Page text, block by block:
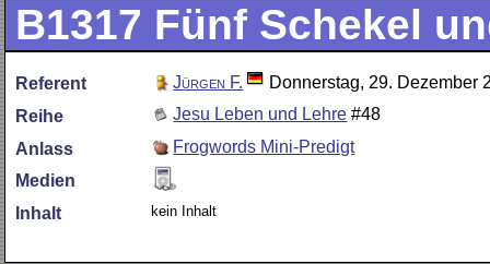
B1317 Fünf Schekel
Referent Jürgen F.
Donnerstag, 29. Dezember
Reihe
Jesu Leben und Lehre #48
Anlass
Frogwords Mini-Predigt
Medien
Inhalt
kein Inhalt